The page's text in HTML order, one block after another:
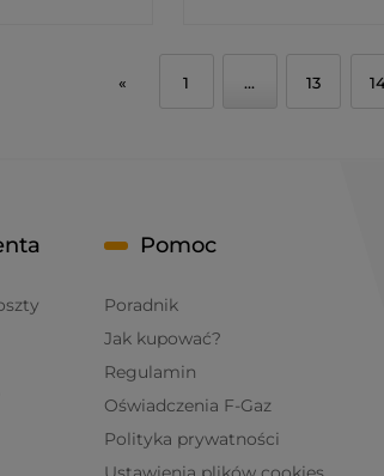
« 1 ... 13
Pomoc
Poradnik
Jak kupować?
Regulamin
Oświadczenia F-Gaz
Polityka prywatności